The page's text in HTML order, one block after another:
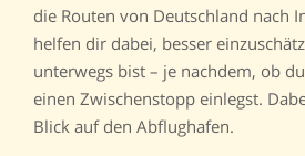
die Routen von Deutschland nach
helfen dir dabei, besser
unterwegs bist – je nachdem, ob
einen Zwischenstopp einlegst.
Blick auf den Abflughafen.